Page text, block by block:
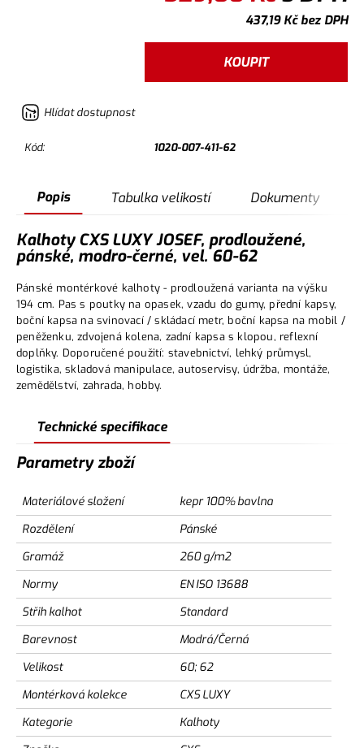
437,19Kčbez DPH
KOUPIT
Hlídat dostupnost
Kód: 1020-007-411-62
Popis Tabulka velikostí Dokumenty
Kalhoty CXS LUXY JOSEF, prodloužené,
pánské, modro-černé, vel. 60-62
Pánské montérkové kalhoty - prodloužená varianta na výšku
194 cm. Pas s poutky na opasek, vzadu do gumy, přední kapsy,
boční kapsa na svinovací / skládací metr, boční kapsa na mobil /
peněženku, zdvojená kolena, zadní kapsa s klopou, reflexní
doplňky. Doporučené použití: stavebnictví, lehký průmysl,
logistika, skladová manipulace, autoservisy, údržba, montáže,
zemědělství, zahrada, hobby.
Technické specifikace
Parametry zboží
Materiálové složení
kepr 100% bavlna
Rozdělení
Pánské
Gramáž
260 g/m2
Normy
EN ISO 13688
Střih kalhot
Standard
Barevnost
Modrá/Černá
Velikost
60; 62
Montérková kolekce
CXS LUXY
Kategorie
Kalhoty